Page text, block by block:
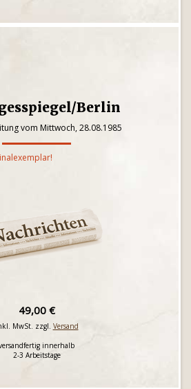
Berlin
vom Mittwoch, 28.08.1985
49,00 €
MwSt. zzgl. Versand
innerhalb
2-3 Arbeitstage